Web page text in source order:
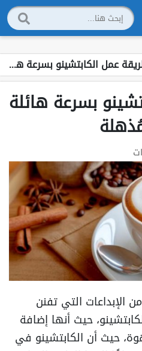
عمل الكابتشينو بسرعة هائلة وبنفس الرغوة المُذهلة
بسرعة هائلة
الإبداعات التي تفنن
حيث أنها إضافة
حيث أن الكابتشينو في